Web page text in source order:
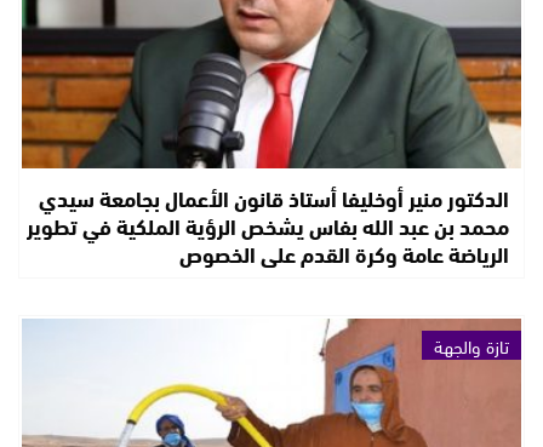
الدكتور منير أوخليفا أستاذ قانون الأعمال بجامعة سيدي
محمد بن عبد الله بفاس يشخص الرؤية الملكية في تطوير
الرياضة عامة وكرة القدم على الخصوص
تازة والجهة